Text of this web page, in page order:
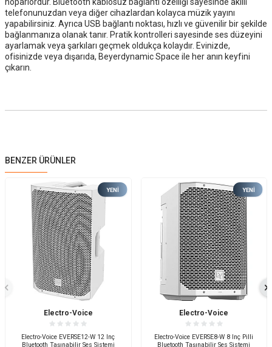
hoparlördür. Bluetooth kablosuz bağlantı özelliği sayesinde akıllı
telefonunuzdan veya diğer cihazlardan kolayca müzik yayını
yapabilirsiniz. Ayrıca USB bağlantı noktası, hızlı ve güvenilir bir şekilde
bağlanmanıza olanak tanır. Pratik kontrolleri sayesinde ses düzeyini
ayarlamak veya şarkıları geçmek oldukça kolaydır. Evinizde,
ofisinizde veya dışarıda, Beyerdynamic Space ile her anın keyfini
çıkarın.
BENZER ÜRÜNLER
YENI
Electro-Voice
Electro-Voice EVERSE12-W 12 Inç
Bluetooth Taşınabilir Ses Sistemi
YENI
Electro-Voice
Electro-Voice EVERSE8-W 8 Inç Pilli
Bluetooth Taşınabilir Ses Sistemi